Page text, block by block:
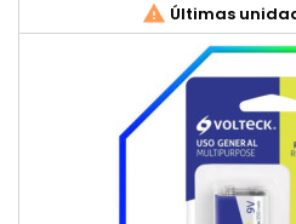
 Últimas